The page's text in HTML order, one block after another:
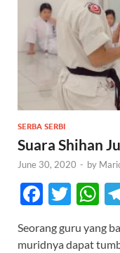
SERBA SERBI
Suara Shihan
June 30, 2020 - by
F
e
T
itt at
Seorang guru yang
muridnya dapat